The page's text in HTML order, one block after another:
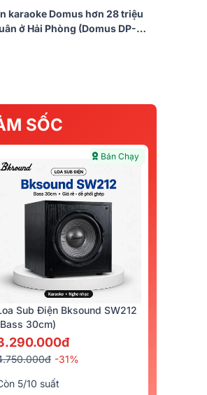
karaoke Domus hơn 28 triệu
ở Hải Phòng (Domus DP-
SỐC
Bán Chạy
Sub Điện Bksound SW212
30cm)
-31%
5/10 suất